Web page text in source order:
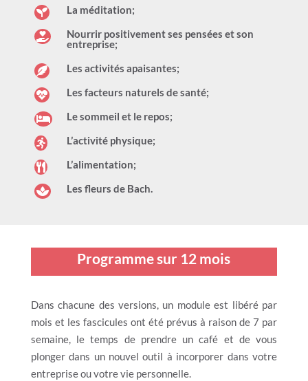
 La méditation;

Nourrir positivement ses pensées et son
entreprise;
 Les activités apaisantes;
 Les facteurs naturels de santé;
 Le sommeil et le repos;
 L’activité physique;
 L’alimentation;
 Les fleurs de Bach.
Programme sur 12 mois
Dans chacune des versions, un module est libéré par
mois et les fascicules ont été prévus à raison de 7 par
semaine, le temps de prendre un café et de vous
plonger dans un nouvel outil à incorporer dans votre
entreprise ou votre vie personnelle.